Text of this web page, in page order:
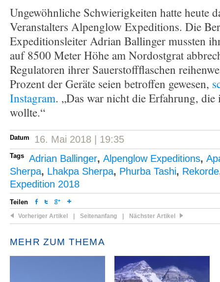
Ungewöhnliche Schwierigkeiten hatte heute
Veranstalters Alpenglow Expeditions. Die
Expeditionsleiter Adrian Ballinger mussten
auf 8500 Meter Höhe am Nordostgrat
Regulatoren ihrer Sauerstoffflaschen
Prozent der Geräte seien betroffen gewesen,
Instagram. „Das war nicht die Erfahrung, die
wollte.“
Datum 16. Mai 2018 | 19:35
Tags Adrian Ballinger, Alpenglow Expeditions,
Sherpa, Lhakpa Sherpa, Phurba Tashi, Rekorde
Expedition 2018
Teilen
Vorheriger Artikel Seitenanfang Nächster Artikel
MEHR ZUM THEMA